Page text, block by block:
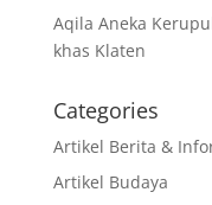
Aqila Aneka
khas Klaten
Categories
Artikel Berita &
Artikel Budaya